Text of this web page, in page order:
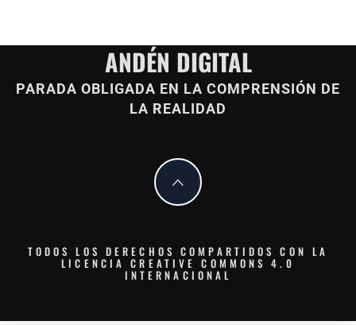
ANDÉN DIGITAL
PARADA OBLIGADA EN LA COMPRENSIÓN DE
LA REALIDAD
TODOS LOS DERECHOS COMPARTIDOS CON LA
LICENCIA CREATIVE COMMONS 4.0
INTERNACIONAL